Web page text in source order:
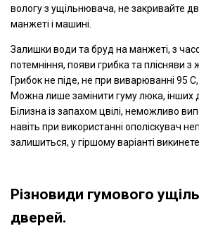
вологу з ущільнювача, не закривайте
манжеті і машині.
Залишки води та бруд на манжеті, з
потемніння, появи грибка та плісняви
Грибок не піде, не при виварюванні 95 С,
Можна лише замінити гуму люка, інших
Білизна із запахом цвілі, неможливо
навіть при використанні ополіскувач
залишиться, у гіршому варіанті викинете
Різновиди гумового
дверей.